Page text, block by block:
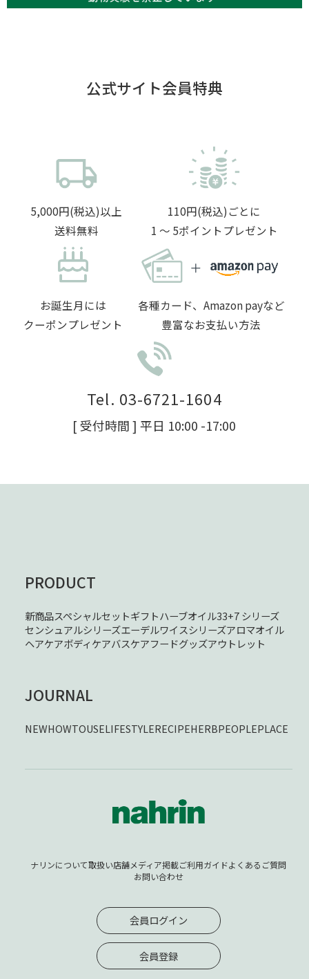
公式サイト会員特典
5,000円(税込)以上
送料無料
110円(税込)ごとに
1 〜 5ポイントプレゼント
お誕生月には
クーポンプレゼント
各種カード、Amazon payなど
豊富なお支払い方法
Tel. 03-6721-1604
[ 受付時間 ] 平日 10:00 -17:00
PRODUCT
新商品スペシャルセットギフトハーブオイル33+7 シリーズ
センシュアルシリーズエーデルワイスシリーズアロマオイル
ヘアケアボディケアバスケアフードグッズアウトレット
JOURNAL
NEWHOWTOUSELIFESTYLERECIPEHERBPEOPLEPLACE
ナリンについて取扱い店舗メディア掲載ご利用ガイドよくあるご質問
お問い合わせ
会員ログイン
会員登録